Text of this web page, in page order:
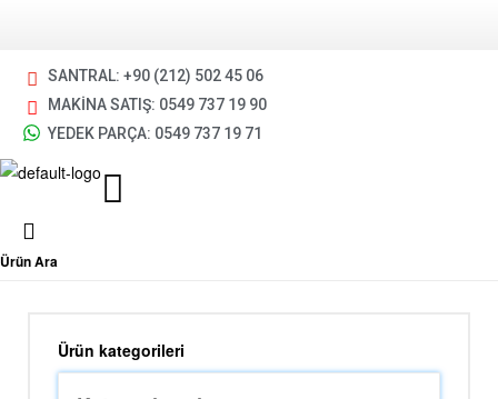
SANTRAL: +90 (212) 502 45 06
MAKİNA SATIŞ: 0549 737 19 90
YEDEK PARÇA: 0549 737 19 71
Ürün Ara
Ürün kategorileri